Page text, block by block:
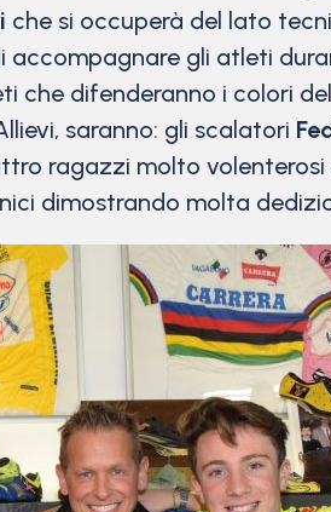
che si occuperà del lato
accompagnare gli atleti
difenderanno i colori
saranno: gli scalatori
ragazzi molto
dimostrando molta